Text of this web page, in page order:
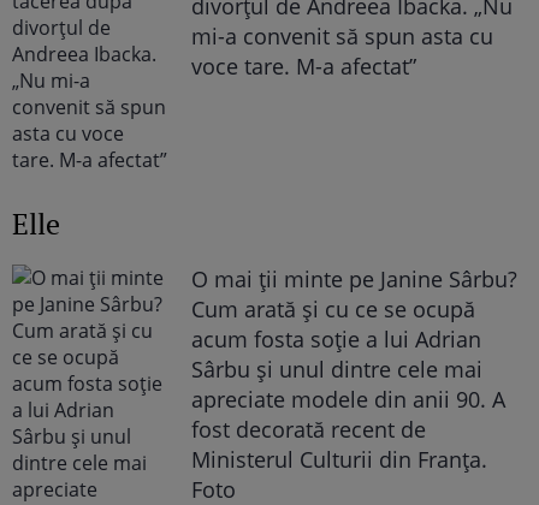
mi-a convenit să spun asta cu
voce tare. M-a afectat”
Elle
O mai ții minte pe Janine Sârbu?
Cum arată și cu ce se ocupă
acum fosta soție a lui Adrian
Sârbu și unul dintre cele mai
apreciate modele din anii 90. A
fost decorată recent de
Ministerul Culturii din Franța.
Foto